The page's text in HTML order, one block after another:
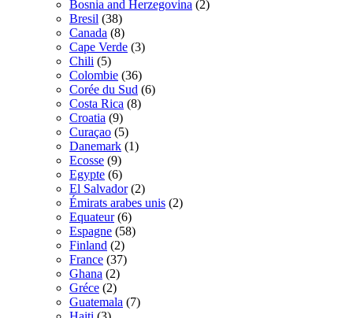
Bosnia and Herzegovina (2)
Bresil (38)
Canada (8)
Cape Verde (3)
Chili (5)
Colombie (36)
Corée du Sud (6)
Costa Rica (8)
Croatia (9)
Curaçao (5)
Danemark (1)
Ecosse (9)
Egypte (6)
El Salvador (2)
Émirats arabes unis (2)
Equateur (6)
Espagne (58)
Finland (2)
France (37)
Ghana (2)
Gréce (2)
Guatemala (7)